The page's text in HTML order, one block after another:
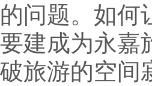
问题。如何
建成为永
旅游的空